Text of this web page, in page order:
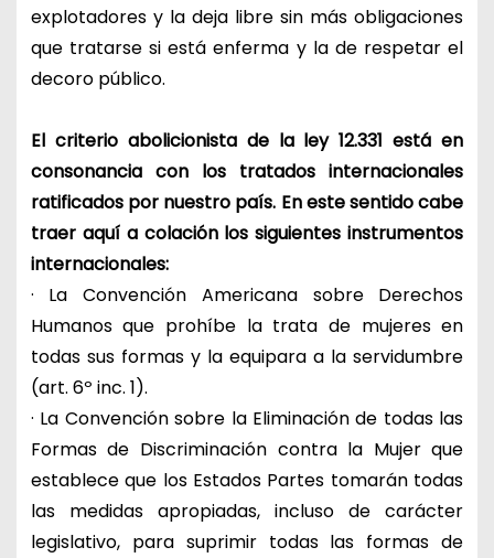
explotadores y la deja libre sin más obligaciones
que tratarse si está enferma y la de respetar el
decoro público.
El criterio abolicionista de la ley 12.331 está en
consonancia con los tratados internacionales
ratificados por nuestro país. En este sentido cabe
traer aquí a colación los siguientes instrumentos
internacionales:
· La Convención Americana sobre Derechos
Humanos que prohíbe la trata de mujeres en
todas sus formas y la equipara a la servidumbre
(art. 6º inc. 1).
· La Convención sobre la Eliminación de todas las
Formas de Discriminación contra la Mujer que
establece que los Estados Partes tomarán todas
las medidas apropiadas, incluso de carácter
legislativo, para suprimir todas las formas de